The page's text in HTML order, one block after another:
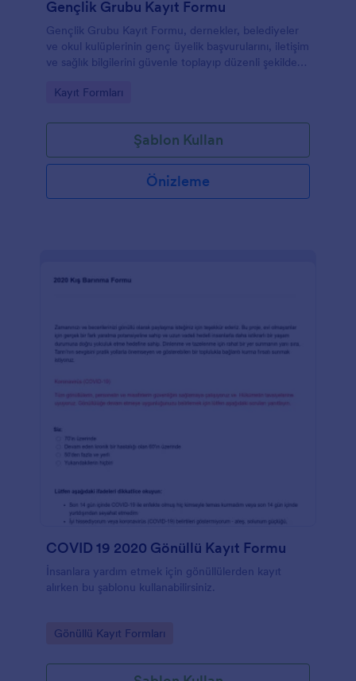
Gençlik Grubu Kayıt Formu
Gençlik Grubu Kayıt Formu, dernekler, belediyeler
ve okul kulüplerinin genç üyelik başvurularını, iletişim
ve sağlık bilgilerini güvenle toplayıp düzenli şekilde
şablonudur.
Go to Category:
Kayıt Formları
Şablon Kullan
Önizleme
COVID 19 2020 Gönüllü Kayıt Formu
İnsanlara yardım etmek için gönüllülerden kayıt
alırken bu şablonu kullanabilirsiniz.
Go to Category:
Gönüllü Kayıt Formları